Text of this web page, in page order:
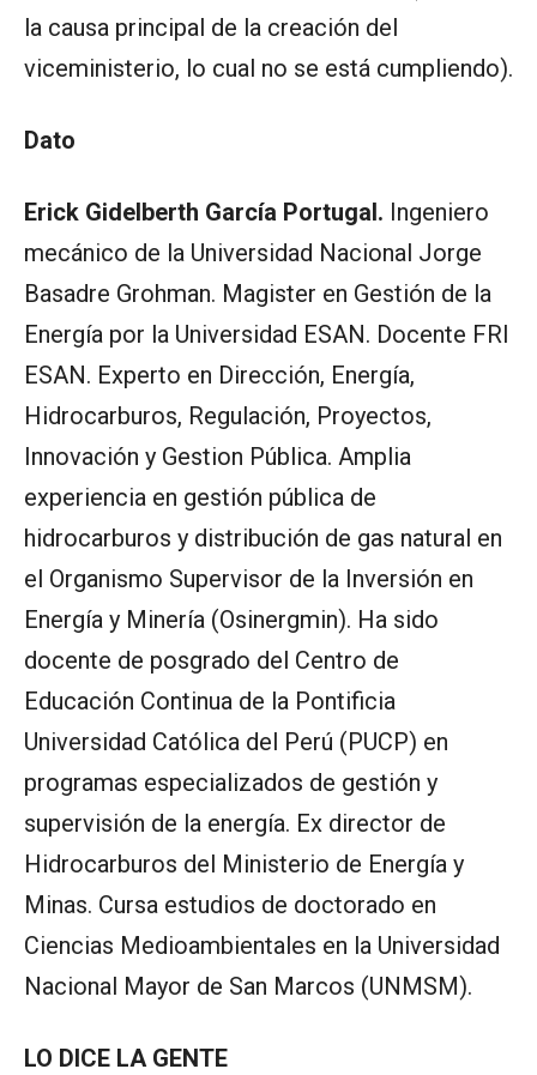
la causa principal de la creación del
viceministerio, lo cual no se está cumpliendo).
Dato
Erick Gidelberth García Portugal. Ingeniero
mecánico de la Universidad Nacional Jorge
Basadre Grohman. Magister en Gestión de la
Energía por la Universidad ESAN. Docente FRI
ESAN. Experto en Dirección, Energía,
Hidrocarburos, Regulación, Proyectos,
Innovación y Gestion Pública. Amplia
experiencia en gestión pública de
hidrocarburos y distribución de gas natural en
el Organismo Supervisor de la Inversión en
Energía y Minería (Osinergmin). Ha sido
docente de posgrado del Centro de
Educación Continua de la Pontificia
Universidad Católica del Perú (PUCP) en
programas especializados de gestión y
supervisión de la energía. Ex director de
Hidrocarburos del Ministerio de Energía y
Minas. Cursa estudios de doctorado en
Ciencias Medioambientales en la Universidad
Nacional Mayor de San Marcos (UNMSM).
LO DICE LA GENTE